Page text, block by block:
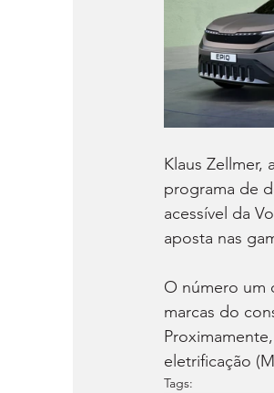
Klaus
programa de
acessível da
aposta nas
O número um
marcas do
eletrificação
Tags: